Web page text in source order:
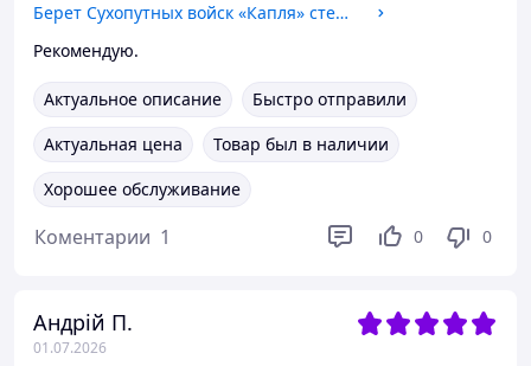
Берет Сухопутных войск «Капля» степной с кокардой и отбивкой L / 57 58
Рекомендую.
Актуальное описание
Быстро отправили
Актуальная цена
Товар был в наличии
Хорошее обслуживание
Коментарии 1 0 0
Андрій П.
01.07.2026